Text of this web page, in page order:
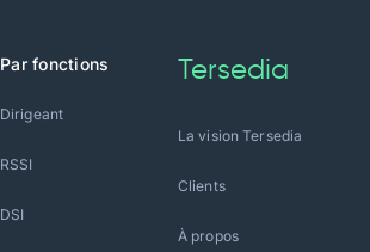
Par fonctions
Dirigeant
RSSI
DSI
Tersedia
La vision Tersedia
Clients
À propos